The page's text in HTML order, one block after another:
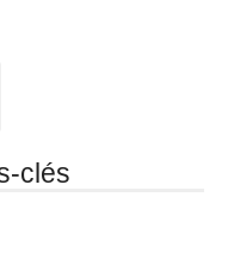
clés